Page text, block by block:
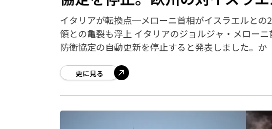
イタリアが転換点─メローニ首相がイスラエルとの
領との亀裂も浮上 イタリアのジョルジャ・メロー
防衛協定の自動更新を停止すると発表しました。か
更に見る